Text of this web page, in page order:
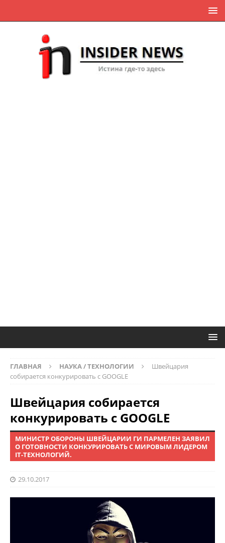
ГЛАВНАЯ НАУКА / ТЕХНОЛОГИИ
Швейцария
собирается конкурировать с GOOGLE
Швейцария собирается
конкурировать с GOOGLE
МИНИСТР ОБОРОНЫ ШВЕЙЦАРИИ ГИ ПАРМЕЛЕН ЗАЯВИЛ
О ГОТОВНОСТИ КОНКУРИРОВАТЬ С МИРОВЫМ ЛИДЕРОМ
IT-ТЕХНОЛОГИЙ.
29.10.2017